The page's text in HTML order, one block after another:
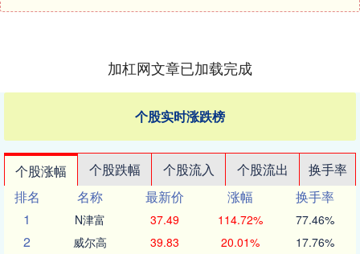
加杠网文章已加载完成
个股实时涨跌榜
个股涨幅 个股跌幅 个股流入 个股流出
换手率
排名
名称 最新价 涨幅
换手率
1
N津富 37.49 114.72% 77.46%
2 威尔高 39.83 20.01% 17.76%